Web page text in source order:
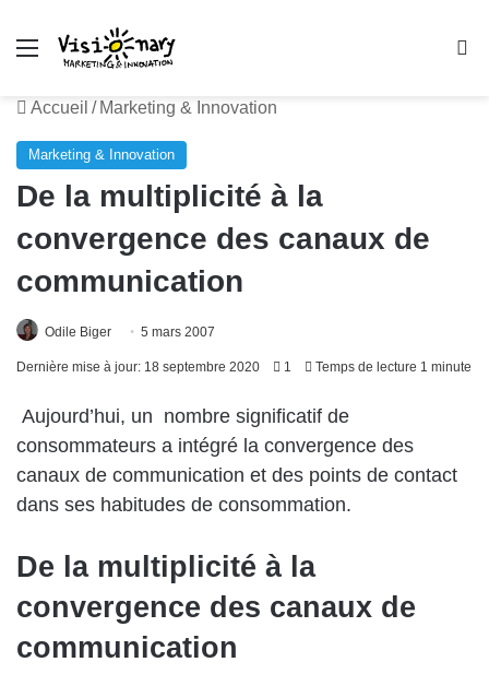
Menu
Accueil / Marketing & Innovation
Marketing & Innovation
De la multiplicité à la
convergence des canaux de
communication
Odile Biger 5 mars 2007
Dernière mise à jour: 18 septembre 2020 1 Temps de lecture 1 minute
Aujourd’hui, un nombre significatif de
consommateurs a intégré la convergence des
canaux de communication et des points de contact
dans ses habitudes de consommation.
De la multiplicité à la
convergence des canaux de
communication